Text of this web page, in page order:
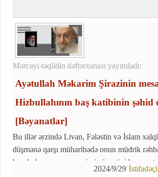
Mərcəyi-təqlidin dəftərxanası yayımladı:
Ayətullah Məkarim Şirazinin
Hizbullahının baş katibinin şəhid
[Bəyanatlar]
Bu illər ərzində Livan, Fələstin və İslam
düşmənə qarşı müharibədə onun müdrik
borcludur və onun səmimi şücaətini heç vaxt
2024/9/29